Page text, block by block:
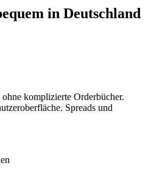
in Deutschland
komplizierte Orderbücher.
Spreads und